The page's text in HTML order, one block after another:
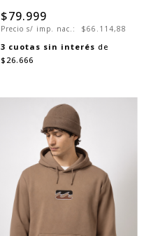
$79.999
Precio s/ imp. nac.: $66.114,88
3 cuotas sin interés de
$26.666